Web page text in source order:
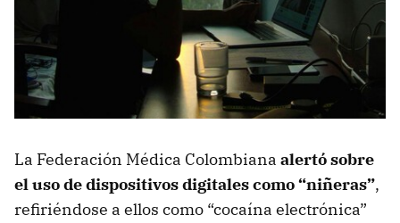
La Federación Médica Colombiana alertó sobre
el uso de dispositivos digitales como “niñeras”,
refiriéndose a ellos como “cocaína electrónica”